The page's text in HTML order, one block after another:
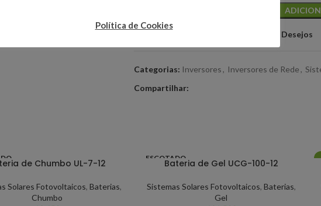
Adicionar à Lista de Desejos
Categorias: Inversores, Inversores de Rede,
Compartilhar:
de Chumbo UL-7-12
Solares Fotovoltaicos, Baterias,
Chumbo
ESGOTADOBateria de Gel UCG-100-12
Sistemas Solares Fotovoltaicos, Baterias,
Gel
Política de Cookies